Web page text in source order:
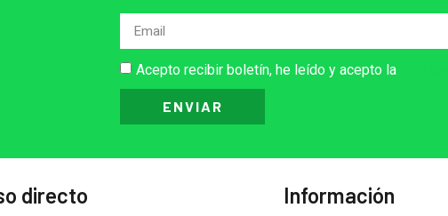
Acepto recibir boletín, he leído y acepto la
ENVIAR
directo Información